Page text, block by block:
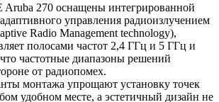
Aruba 270 оснащены интегрированной
управления радиоизлучением
Radio Management technology),
полосами частот 2,4 ГГц и 5 ГГц и
частотные диапазоны решений
от радиопомех.
монтажа упрощают установку точек
удобном месте, а эстетичный дизайн не